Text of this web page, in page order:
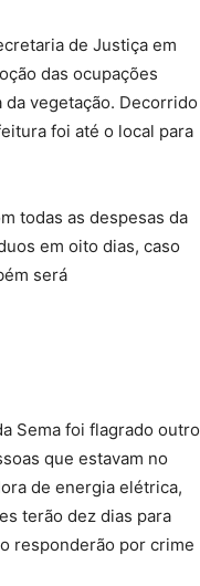
de Justiça em
das ocupações
vegetação. Decorrido
foi até o local para
todas as despesas da
em oito dias, caso
será
Sema foi flagrado outro
que estavam no
de energia elétrica,
terão dez dias para
responderão por crime